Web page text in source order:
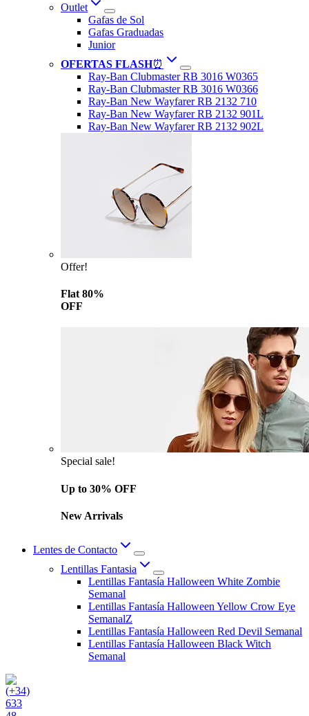
Outlet
Gafas de Sol
Gafas Graduadas
Junior
OFERTAS FLASH⏰
Ray-Ban Clubmaster RB 3016 W0365
Ray-Ban Clubmaster RB 3016 W0366
Ray-Ban New Wayfarer RB 2132 710
Ray-Ban New Wayfarer RB 2132 901L
Ray-Ban New Wayfarer RB 2132 902L
Offer!
Flat 80%
OFF
Special sale!
Up to 30% OFF
New Arrivals
Lentes de Contacto
Lentillas Fantasia
Lentillas Fantasía Halloween White Zombie
Semanal
Lentillas Fantasía Halloween Yellow Crow Eye
SemanalZ
Lentillas Fantasía Halloween Red Devil Semanal
Lentillas Fantasía Halloween Black Witch
Semanal